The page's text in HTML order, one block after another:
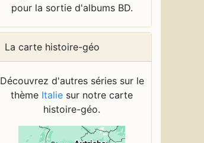
pour la sortie d'albums BD.
La carte histoire-géo
Découvrez d'autres séries sur le
thème Italie sur notre carte
histoire-géo.